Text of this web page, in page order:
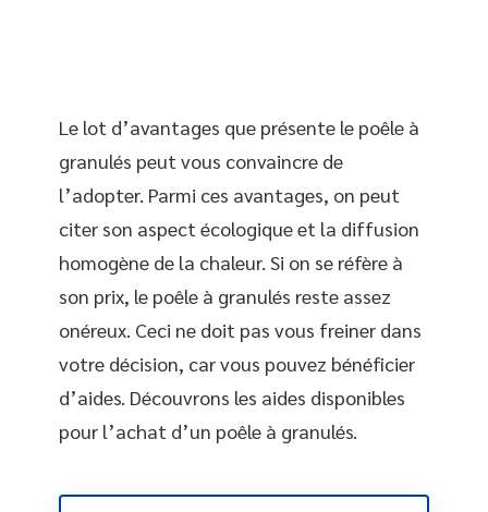
Le lot d’avantages que présente le poêle à
granulés peut vous convaincre de
l’adopter. Parmi ces avantages, on peut
citer son aspect écologique et la diffusion
homogène de la chaleur. Si on se réfère à
son prix, le poêle à granulés reste assez
onéreux. Ceci ne doit pas vous freiner dans
votre décision, car vous pouvez bénéficier
d’aides. Découvrons les aides disponibles
pour l’achat d’un poêle à granulés.